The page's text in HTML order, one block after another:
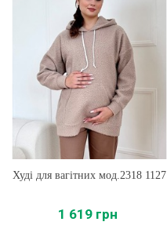
Купити
Худі для вагітних мод.2318 1127
1 619 грн